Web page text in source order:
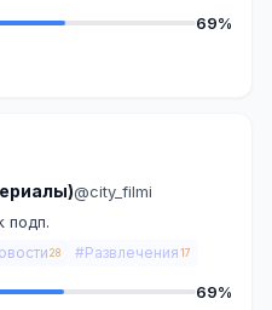
69%
@city_filmi
подп.
28 #Развлечения 17
69%